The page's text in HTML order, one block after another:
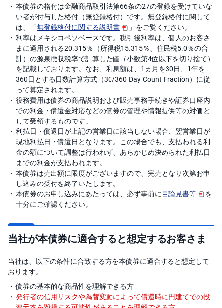
(R
O
B
O
P
R
O
)
i
D
e
C
o
本債券の格付は金融商品取引法第66条の27の登録を受けていな
い者が付与した格付（無登録格付）です。無登録格付に関して
は、「無登録格付に関する説明書
」をご覧ください。
利率はメキシコペソベースです。税引後利率は、個人のお客さ
まに適用される20.315％（所得税15.315％、住民税5.0％の合
計）の源泉徴収税率で計算した値（小数第4位以下を切り捨て）
を記載しております。なお、利息額は、1ヵ月を30日、1年を
360日とする日数計算方式（30/360 Day Count Fraction）に従
って算定されます。
役務費用は債券の商品説明および販売事務手続きや証券口座内
での利金・償還金対応などの債券の管理や情報提供等の対価と
して受領するものです。
利払日・償還日が上記の営業日に該当しない場合、翌営業日が
現地利払日・償還日となります。この場合でも、支払われる利
金の額について調整は行われず、あらかじめ決められた利払日
までの利金が支払われます。
本債券は売出額に限度がございますので、完売となり次第お申
し込みの受付を終了いたします。
本債券のお申し込みにあたっては、必ず事前に 目論見書等
を
十分にご確認ください。
当社が本債券に適合すると想定するお客さま
当社は、以下の条件に合致する方を本債券に適合すると想定して
おります。
債券の基本的な商品性を理解できる方
発行者の信用リスクや為替変動によって償還時に円建てでの投